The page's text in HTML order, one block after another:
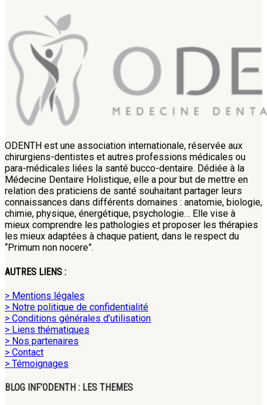
ODENTH est une association internationale, réservée aux
chirurgiens-dentistes et autres professions médicales ou
para-médicales liées la santé bucco-dentaire. Dédiée à la
Médecine Dentaire Holistique, elle a pour but de mettre en
relation des praticiens de santé souhaitant partager leurs
connaissances dans différents domaines : anatomie, biologie,
chimie, physique, énergétique, psychologie… Elle vise à
mieux comprendre les pathologies et proposer les thérapies
les mieux adaptées à chaque patient, dans le respect du
“Primum non nocere”.
AUTRES LIENS :
> Mentions légales
> Notre politique de confidentialité
> Conditions générales d’utilisation
> Liens thématiques
> Nos partenaires
> Contact
> Témoignages
BLOG INF’ODENTH : LES THEMES